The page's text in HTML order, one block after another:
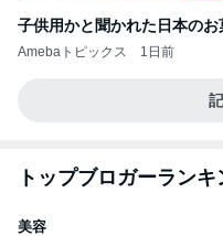
子供用かと聞かれた日本のお
Amebaトピックス 1日前
トップブロガーランキ
美容